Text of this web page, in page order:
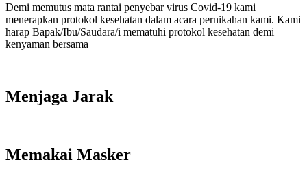
Demi memutus mata rantai penyebar virus Covid-19 kami
menerapkan protokol kesehatan dalam acara pernikahan kami. Kami
harap Bapak/Ibu/Saudara/i mematuhi protokol kesehatan demi
kenyaman bersama
Menjaga Jarak
Memakai Masker